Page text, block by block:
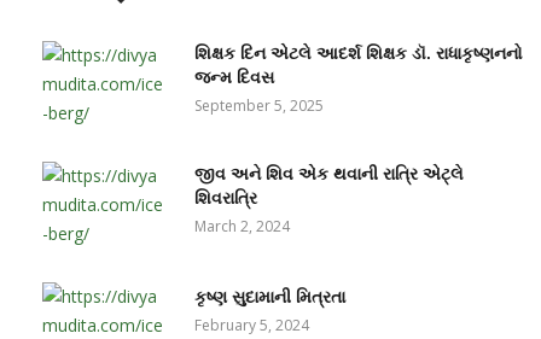
શિક્ષક દિન એટલે આદર્શ શિક્ષક ડૉ. રાધાકૃષ્ણનનો
જન્મ દિવસ
September 5, 2025
જીવ અને શિવ એક થવાની રાત્રિ એટ્લે
શિવરાત્રિ
March 2, 2024
કૃષ્ણ સુદામાની મિત્રતા
February 5, 2024